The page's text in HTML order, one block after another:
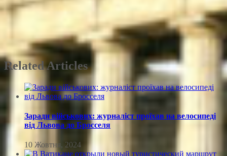
Related Articles
Заради військових: журналіст проїхав на велосипеді
від Львова до Бросселя
10 Жовтня, 2024